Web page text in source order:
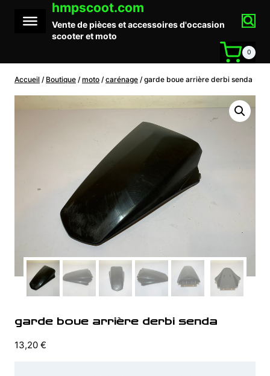
contenu
hmpscoot.com
Vente de pièces et accessoires d'occasion
scooter et moto
0
Accueil / Boutique / moto / carénage / garde boue arrière derbi senda
garde boue arrière derbi senda
13,20 €